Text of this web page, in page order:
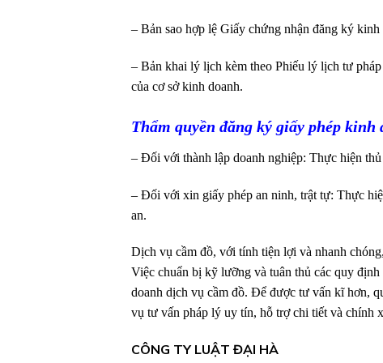
– Bản sao hợp lệ Giấy chứng nhận đăng ký kinh
– Bản khai lý lịch kèm theo Phiếu lý lịch tư
của cơ sở kinh doanh.
Thẩm quyền đăng ký giấy phép kinh
– Đối với thành lập doanh nghiệp: Thực hiện
– Đối với xin giấy phép an ninh, trật tự: Thực
an.
Dịch vụ cầm đồ, với tính tiện lợi và nhanh
Việc chuẩn bị kỹ lưỡng và tuân thủ các quy
doanh dịch vụ cầm đồ. Để được tư vấn kĩ hơn,
vụ tư vấn pháp lý uy tín, hỗ trợ chi tiết và chính
CÔNG TY LUẬT ĐẠI HÀ